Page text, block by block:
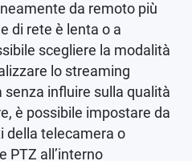
da remoto più
di rete è lenta o a
scegliere la modalità
lo streaming
influire sulla qualità
è possibile impostare da
della telecamera o
PTZ all’interno